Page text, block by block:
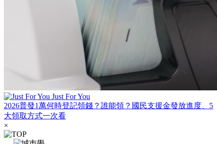
Just For You
2026普發1萬何時登記領錢？誰能領？國民支援金發放進度、5
大領取方式一次看
×